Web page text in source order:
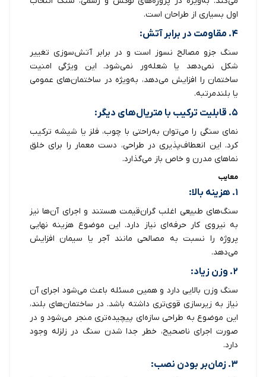
اول بسیاری از طراحان است.
۴. مقاومت در برابر آتش:
سنگ جزو مصالح نسوز است و در برابر آتش‌سوزی تغییر
شکل نمی‌دهد یا شعله‌ور نمی‌شود. این ویژگی امنیت
ساختمان را افزایش می‌دهد، به‌ویژه در ساختمان‌های عمومی
یا بلندمرتبه.
۵. قابلیت ترکیب با متریال‌های دیگر:
نمای سنگی را می‌توان به‌راحتی با چوب، فلز یا شیشه ترکیب
کرد. این انعطاف‌پذیری در طراحی، دست معمار را برای خلق
نماهای مدرن و خاص باز می‌گذارد.
معایب
۱. هزینه بالا:
سنگ‌های طبیعی اغلب گران‌قیمت هستند و اجرای آن‌ها نیز
به نیروی کار حرفه‌ای نیاز دارد. این موضوع هزینه نهایی
پروژه را نسبت به مصالحی مانند آجر یا سیمان افزایش
می‌دهد.
۲. وزن زیاد:
سنگ وزن بالایی دارد و همین مسئله باعث می‌شود اجرای آن
نیاز به زیرسازی قوی‌تری داشته باشد. در ساختمان‌های بلند،
این موضوع به طراحی سازه‌ای پیچیده‌تری منجر می‌شود و در
صورت اجرای ناصحیح، خطر جدا شدن سنگ در زلزله وجود
دارد.
۳. زمان‌بر بودن نصب: